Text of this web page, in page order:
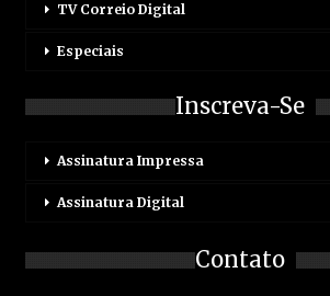
TV Correio Digital
Especiais
Inscreva-Se
Assinatura Impressa
Assinatura Digital
Contato